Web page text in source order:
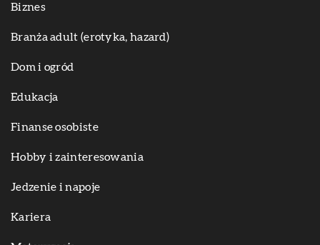
Biznes
Branża adult (erotyka, hazard)
Dom i ogród
Edukacja
Finanse osobiste
Hobby i zainteresowania
Jedzenie i napoje
Kariera